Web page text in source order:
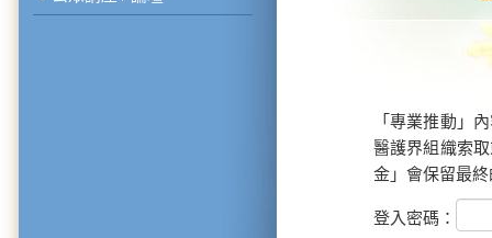
「專業推動」
醫護界組織索
金」會保留最
登入密碼：